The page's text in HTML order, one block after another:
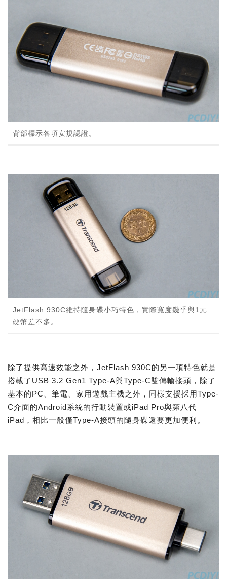
背部標示各項安規認證。
JetFlash 930C維持隨身碟小巧特色，實際寬度幾乎與1元
硬幣差不多。
除了提供高速效能之外，JetFlash 930C的另一項特色就是
搭載了USB 3.2 Gen1 Type-A與Type-C雙傳輸接頭，除了
基本的PC、筆電、家用遊戲主機之外，同樣支援採用Type-
C介面的Android系統的行動裝置或iPad Pro與第八代
iPad，相比一般僅Type-A接頭的隨身碟還要更加便利。